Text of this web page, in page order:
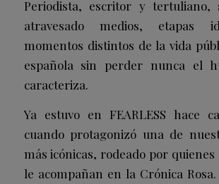
Periodista, escritor y
atravesado medios, etapas
momentos distintos de la vida
española sin perder nunca el
caracteriza.
Ya estuvo en FEARLESS hace
cuando protagonizó una de
más icónicas, rodeado por quienes
le acompañan en la Crónica